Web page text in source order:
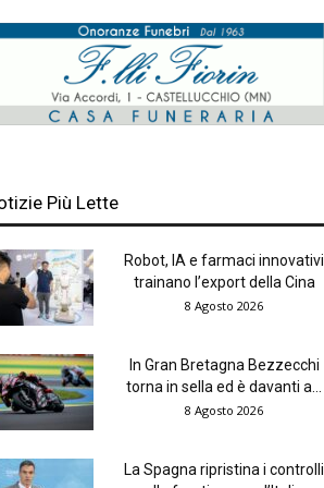
Più Lette
Robot, IA e farmaci innovativi
trainano l’export della Cina
8 Agosto 2026
In Gran Bretagna Bezzecchi
torna in sella ed è davanti a...
8 Agosto 2026
La Spagna ripristina i controlli